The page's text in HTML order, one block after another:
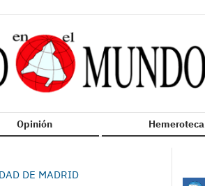
Opinión Hemeroteca
DE MADRID